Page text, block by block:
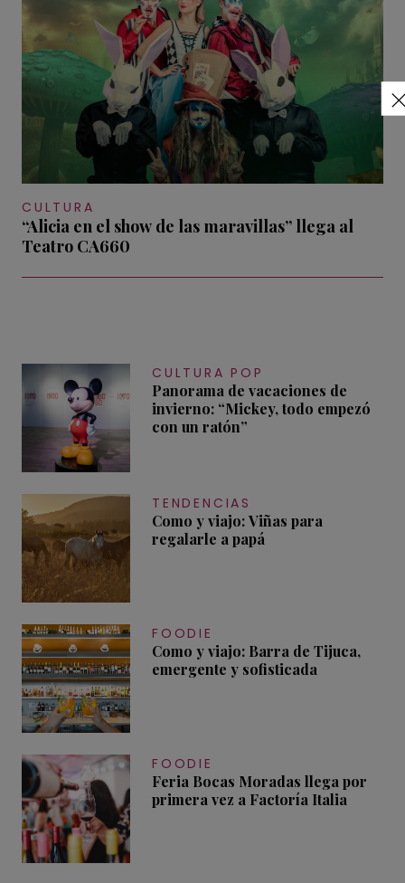
CULTURA
“Alicia en el show de las maravillas” llega al
Teatro CA660
CULTURA POP
Panorama de vacaciones de
invierno: “Mickey, todo empezó
con un ratón”
TENDENCIAS
Como y viajo: Viñas para
regalarle a papá
FOODIE
Como y viajo: Barra de Tijuca,
emergente y sofisticada
FOODIE
Feria Bocas Moradas llega por
primera vez a Factoría Italia